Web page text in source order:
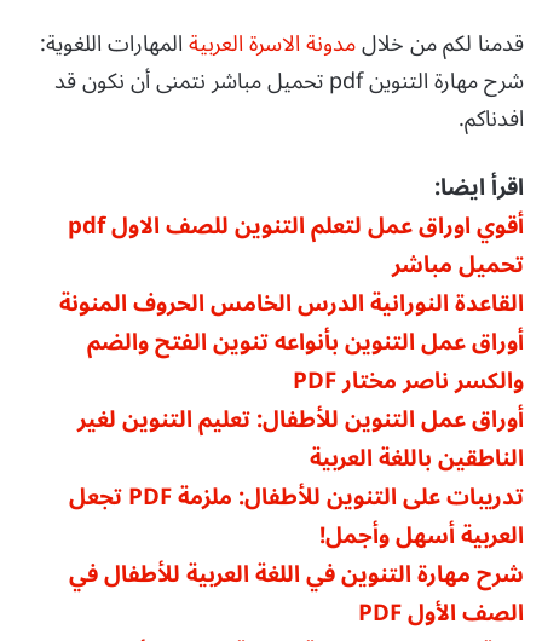
قدمنا لكم من خلالمدونة الاسرة العربيةالمهارات اللغوية:
شرح مهارة التنوين pdf تحميل مباشر نتمنى أن نكون قد
افدناكم.
اقرأ ايضا:
أقوي اوراق عمل لتعلم التنوين للصف الاول pdf
تحميل مباشر
القاعدة النورانية الدرس الخامس الحروف المنونة
أوراق عمل التنوين بأنواعه تنوين الفتح والضم
والكسر ناصر مختار PDF
أوراق عمل التنوين للأطفال: تعليم التنوين لغير
الناطقين باللغة العربية
تدريبات على التنوين للأطفال: ملزمة PDF تجعل
العربية أسهل وأجمل!
شرح مهارة التنوين في اللغة العربية للأطفال في
الصف الأول PDF